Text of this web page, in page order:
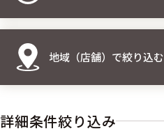
地域（店舗）で絞り込む
詳細条件絞り込み